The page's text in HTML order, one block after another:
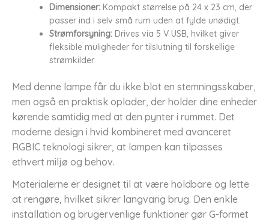
Dimensioner: Kompakt størrelse på 24 x 23 cm, der
passer ind i selv små rum uden at fylde unødigt.
Strømforsyning: Drives via 5 V USB, hvilket giver
fleksible muligheder for tilslutning til forskellige
strømkilder.
Med denne lampe får du ikke blot en stemningsskaber,
men også en praktisk oplader, der holder dine enheder
kørende samtidig med at den pynter i rummet. Det
moderne design i hvid kombineret med avanceret
RGBIC teknologi sikrer, at lampen kan tilpasses
ethvert miljø og behov.
Materialerne er designet til at være holdbare og lette
at rengøre, hvilket sikrer langvarig brug. Den enkle
installation og brugervenlige funktioner gør G-formet